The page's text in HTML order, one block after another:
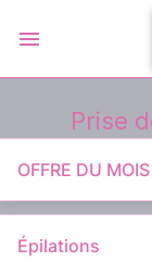
Prise
OFFRE DU MOIS
Épilations